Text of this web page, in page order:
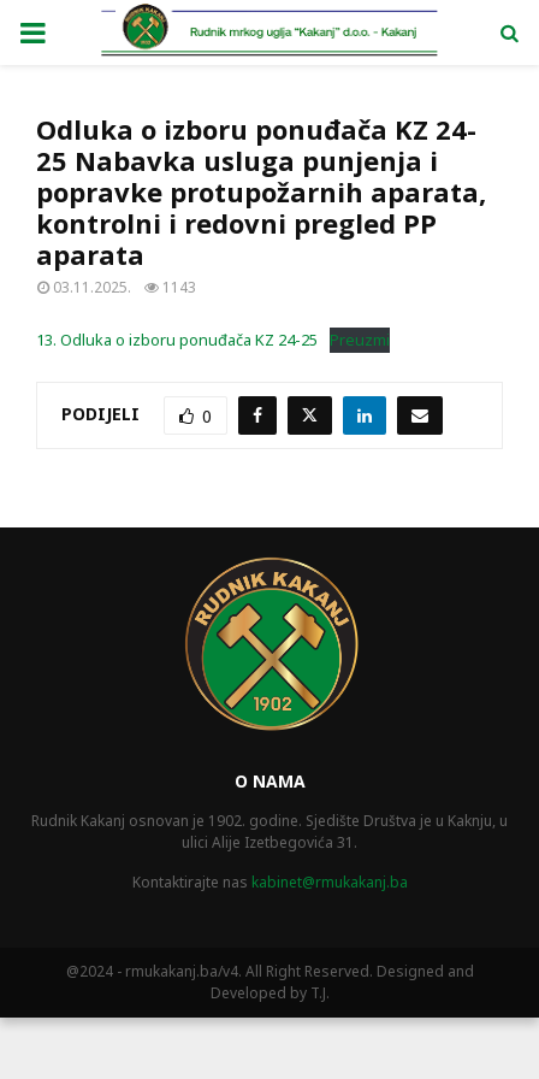
PRIMARY
Odluka o izboru ponuđača KZ 24-
25 Nabavka usluga punjenja i
popravke protupožarnih aparata,
kontrolni i redovni pregled PP
aparata
03.11.2025. 1143
13. Odluka o izboru ponuđača KZ 24-25 Preuzmi
PODIJELI 0
O NAMA
Rudnik Kakanj osnovan je 1902. godine. Sjedište Društva je u Kaknju, u
ulici Alije Izetbegovića 31.
Kontaktirajte nas kabinet@rmukakanj.ba
@2024 - rmukakanj.ba/v4. All Right Reserved. Designed and
Developed by T.J.